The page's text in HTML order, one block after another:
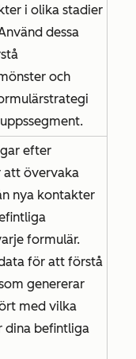
i olika stadier
dessa
och
efter
att övervaka
nya kontakter
formulär.
för att förstå
genererar
med vilka
dina befintliga